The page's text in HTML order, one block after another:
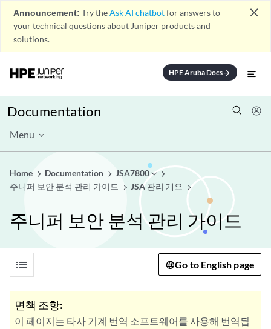
Announcement: Try theAsk AI chatbotfor answers to
your technical questions about Juniper products and
solutions.
close
HPE Aruba Docsarrow_forward
Documentation
Menu
Home Documentation
JSA7800
주니퍼 보안 분석 관리 가이드
JSA 관리 개요
주니퍼 보안 분석 관리 가이드
list Go to English page
면책 조항:
이 페이지는 타사 기계 번역 소프트웨어를 사용해 번역됩